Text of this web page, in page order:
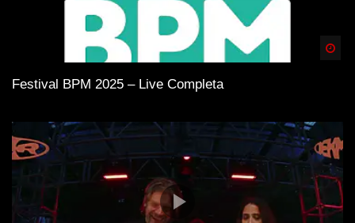
Festival BPM 2025 – Live Completa